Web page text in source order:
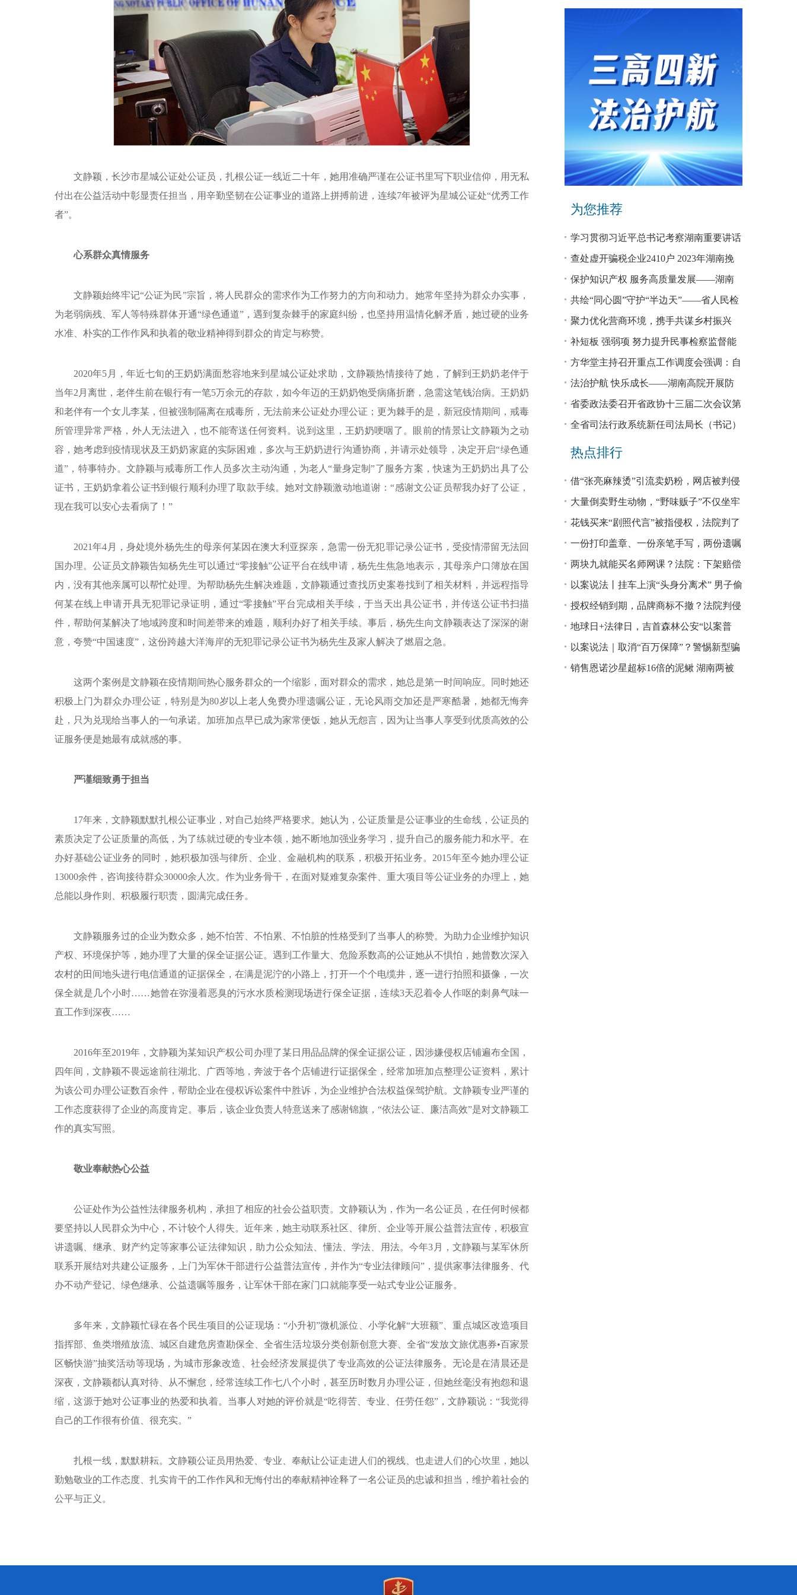
文静颖，长沙市星城公证处公证员，扎根公证一线近二十年，她用准确严谨在公证书里写下职业信仰，用无私
付出在公益活动中彰显责任担当，用辛勤坚韧在公证事业的道路上拼搏前进，连续7年被评为星城公证处“优秀工作
者”。
心系群众真情服务
文静颖始终牢记“公证为民”宗旨，将人民群众的需求作为工作努力的方向和动力。她常年坚持为群众办实事，
为老弱病残、军人等特殊群体开通“绿色通道”，遇到复杂棘手的家庭纠纷，也坚持用温情化解矛盾，她过硬的业务
水准、朴实的工作作风和执着的敬业精神得到群众的肯定与称赞。
2020年5月，年近七旬的王奶奶满面愁容地来到星城公证处求助，文静颖热情接待了她，了解到王奶奶老伴于
当年2月离世，老伴生前在银行有一笔5万余元的存款，如今年迈的王奶奶饱受病痛折磨，急需这笔钱治病。王奶奶
和老伴有一个女儿李某，但被强制隔离在戒毒所，无法前来公证处办理公证；更为棘手的是，新冠疫情期间，戒毒
所管理异常严格，外人无法进入，也不能寄送任何资料。说到这里，王奶奶哽咽了。眼前的情景让文静颖为之动
容，她考虑到疫情现状及王奶奶家庭的实际困难，多次与王奶奶进行沟通协商，并请示处领导，决定开启“绿色通
道”，特事特办。文静颖与戒毒所工作人员多次主动沟通，为老人“量身定制”了服务方案，快速为王奶奶出具了公
证书，王奶奶拿着公证书到银行顺利办理了取款手续。她对文静颖激动地道谢：“感谢文公证员帮我办好了公证，
现在我可以安心去看病了！”
2021年4月，身处境外杨先生的母亲何某因在澳大利亚探亲，急需一份无犯罪记录公证书，受疫情滞留无法回
国办理。公证员文静颖告知杨先生可以通过“零接触”公证平台在线申请，杨先生焦急地表示，其母亲户口簿放在国
内，没有其他亲属可以帮忙处理。为帮助杨先生解决难题，文静颖通过查找历史案卷找到了相关材料，并远程指导
何某在线上申请开具无犯罪记录证明，通过“零接触”平台完成相关手续，于当天出具公证书，并传送公证书扫描
件，帮助何某解决了地域跨度和时间差带来的难题，顺利办好了相关手续。事后，杨先生向文静颖表达了深深的谢
意，夸赞“中国速度”，这份跨越大洋海岸的无犯罪记录公证书为杨先生及家人解决了燃眉之急。
这两个案例是文静颖在疫情期间热心服务群众的一个缩影，面对群众的需求，她总是第一时间响应。同时她还
积极上门为群众办理公证，特别是为80岁以上老人免费办理遗嘱公证，无论风雨交加还是严寒酷暑，她都无悔奔
赴，只为兑现给当事人的一句承诺。加班加点早已成为家常便饭，她从无怨言，因为让当事人享受到优质高效的公
证服务便是她最有成就感的事。
严谨细致勇于担当
17年来，文静颖默默扎根公证事业，对自己始终严格要求。她认为，公证质量是公证事业的生命线，公证员的
素质决定了公证质量的高低，为了练就过硬的专业本领，她不断地加强业务学习，提升自己的服务能力和水平。在
办好基础公证业务的同时，她积极加强与律所、企业、金融机构的联系，积极开拓业务。2015年至今她办理公证
13000余件，咨询接待群众30000余人次。作为业务骨干，在面对疑难复杂案件、重大项目等公证业务的办理上，她
总能以身作则、积极履行职责，圆满完成任务。
文静颖服务过的企业为数众多，她不怕苦、不怕累、不怕脏的性格受到了当事人的称赞。为助力企业维护知识
产权、环境保护等，她办理了大量的保全证据公证。遇到工作量大、危险系数高的公证她从不惧怕，她曾数次深入
农村的田间地头进行电信通道的证据保全，在满是泥泞的小路上，打开一个个电缆井，逐一进行拍照和摄像，一次
保全就是几个小时……她曾在弥漫着恶臭的污水水质检测现场进行保全证据，连续3天忍着令人作呕的刺鼻气味一
直工作到深夜……
2016年至2019年，文静颖为某知识产权公司办理了某日用品品牌的保全证据公证，因涉嫌侵权店铺遍布全国，
四年间，文静颖不畏远途前往湖北、广西等地，奔波于各个店铺进行证据保全，经常加班加点整理公证资料，累计
为该公司办理公证数百余件，帮助企业在侵权诉讼案件中胜诉，为企业维护合法权益保驾护航。文静颖专业严谨的
工作态度获得了企业的高度肯定。事后，该企业负责人特意送来了感谢锦旗，“依法公证、廉洁高效”是对文静颖工
作的真实写照。
敬业奉献热心公益
公证处作为公益性法律服务机构，承担了相应的社会公益职责。文静颖认为，作为一名公证员，在任何时候都
要坚持以人民群众为中心，不计较个人得失。近年来，她主动联系社区、律所、企业等开展公益普法宣传，积极宣
讲遗嘱、继承、财产约定等家事公证法律知识，助力公众知法、懂法、学法、用法。今年3月，文静颖与某军休所
联系开展结对共建公证服务，上门为军休干部进行公益普法宣传，并作为“专业法律顾问”，提供家事法律服务、代
办不动产登记、绿色继承、公益遗嘱等服务，让军休干部在家门口就能享受一站式专业公证服务。
多年来，文静颖忙碌在各个民生项目的公证现场：“小升初”微机派位、小学化解“大班额”、重点城区改造项目
指挥部、鱼类增殖放流、城区自建危房查勘保全、全省生活垃圾分类创新创意大赛、全省“发放文旅优惠券•百家景
区畅快游”抽奖活动等现场，为城市形象改造、社会经济发展提供了专业高效的公证法律服务。无论是在清晨还是
深夜，文静颖都认真对待、从不懈怠，经常连续工作七八个小时，甚至历时数月办理公证，但她丝毫没有抱怨和退
缩，这源于她对公证事业的热爱和执着。当事人对她的评价就是“吃得苦、专业、任劳任怨”，文静颖说：“我觉得
自己的工作很有价值、很充实。”
扎根一线，默默耕耘。文静颖公证员用热爱、专业、奉献让公证走进人们的视线、也走进人们的心坎里，她以
勤勉敬业的工作态度、扎实肯干的工作作风和无悔付出的奉献精神诠释了一名公证员的忠诚和担当，维护着社会的
公平与正义。
为您推荐
学习贯彻习近平总书记考察湖南重要讲话
和指示精神专题研讨班开班
查处虚开骗税企业2410户 2023年湖南挽
回税款损失48.2亿元
保护知识产权 服务高质量发展——湖南
省公安厅公布打击侵犯知识产权犯罪10起
典型案例
共绘“同心圆”守护“半边天”——省人民检
察院、省妇联共同主办检察开放日活动
聚力优化营商环境，携手共谋乡村振兴
—— 省法院驻大坪村工作队、村“两委”干
部赴企参观学习调研
补短板 强弱项 努力提升民事检察监督能
力
方华堂主持召开重点工作调度会强调：自
我加压 砥砺奋进 推动工作更有成效 更加
出彩
法治护航 快乐成长——湖南高院开展防
欺凌、防性侵公益普法宣讲
省委政法委召开省政协十三届二次会议第
0327号提案办理座谈会
全省司法行政系统新任司法局长（书记）
培训班开班 方华堂作专题辅导
热点排行
借“张亮麻辣烫”引流卖奶粉，网店被判侵
权！
大量倒卖野生动物，“野味贩子”不仅坐牢
还得赔钱
花钱买来“剧照代言”被指侵权，法院判了
一份打印盖章、一份亲笔手写，两份遗嘱
谁说了算？
两块九就能买名师网课？法院：下架赔偿
以案说法丨挂车上演“头身分离术” 男子偷
逃高速通行费获刑
授权经销到期，品牌商标不撤？法院判侵
权！
地球日+法律日，吉首森林公安“以案普
法”
以案说法｜取消“百万保障”？警惕新型骗
局！
销售恩诺沙星超标16倍的泥鳅 湖南两被